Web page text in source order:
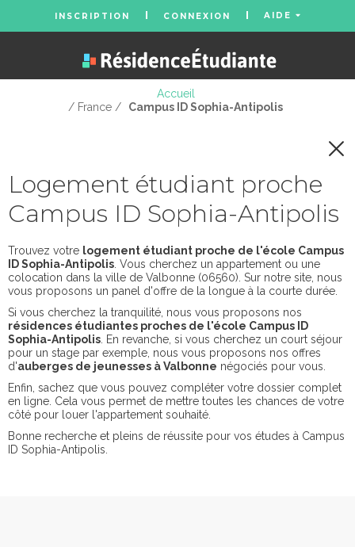
INSCRIPTION CONNEXION AIDE
Accueil
/ France /
Campus ID Sophia-Antipolis
Logement étudiant proche
Campus ID Sophia-Antipolis
Trouvez votre logement étudiant proche de l'école Campus
ID Sophia-Antipolis . Vous cherchez un appartement ou une
colocation dans la ville de Valbonne (06560). Sur notre site, nous
vous proposons un panel d'offre de la longue à la courte durée.
Si vous cherchez la tranquilité, nous vous proposons nos
résidences étudiantes proches de l'école Campus ID
Sophia-Antipolis . En revanche, si vous cherchez un court séjour
pour un stage par exemple, nous vous proposons nos offres
d'auberges de jeunesses à Valbonne négociés pour vous.
Enfin, sachez que vous pouvez compléter votre dossier complet
en ligne. Cela vous permet de mettre toutes les chances de votre
côté pour louer l'appartement souhaité.
Bonne recherche et pleins de réussite pour vos études à Campus
ID Sophia-Antipolis.